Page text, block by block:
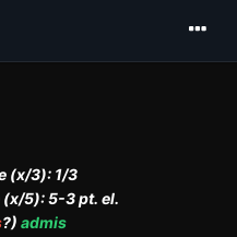
(x/3): 1/3
5): 5-3 pt. el.
?) admis